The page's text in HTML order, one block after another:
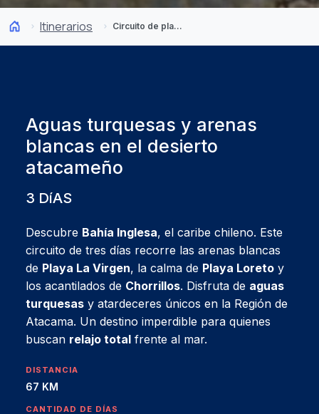
Itinerarios Circuito de playas en Bahía Inglesa
Aguas turquesas y arenas
blancas en el desierto
atacameño
3 DíAS
Descubre Bahía Inglesa, el caribe chileno. Este
circuito de tres días recorre las arenas blancas
de Playa La Virgen, la calma de Playa Loreto y
los acantilados de Chorrillos. Disfruta de aguas
turquesas y atardeceres únicos en la Región de
Atacama. Un destino imperdible para quienes
buscan relajo total frente al mar.
DISTANCIA
67 KM
CANTIDAD DE DÍAS